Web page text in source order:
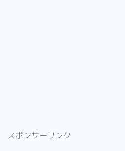
スポンサーリンク